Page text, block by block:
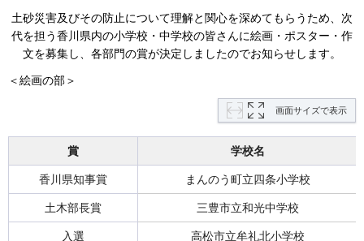
土砂災害及びその防止について理解と関心を深めてもらうため、次
代を担う香川県内の小学校・中学校の皆さんに絵画・ポスター・作
文を募集し、各部門の賞が決定しましたのでお知らせします。
＜絵画の部＞
画面サイズで表示
賞 学校名
香川県知事賞 まんのう町立四条小学校
土木部長賞 三豊市立和光中学校
入選 高松市立牟礼北小学校